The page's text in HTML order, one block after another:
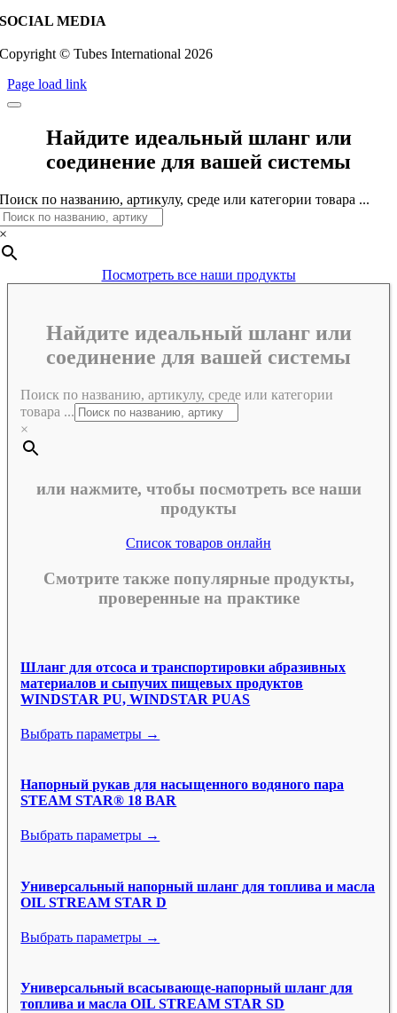
SOCIAL MEDIA
Copyright © Tubes International 2026
Page load link
Найдите идеальный шланг или
соединение для вашей системы
Поиск по названию, артикулу, среде или категории товара ...
×
Посмотреть все наши продукты
Найдите идеальный шланг или
соединение для вашей системы
Поиск по названию, артикулу, среде или категории
товара ...
×
или нажмите, чтобы посмотреть все наши
продукты
Список товаров онлайн
Смотрите также популярные продукты,
проверенные на практике
Шланг для отсоса и транспортировки абразивных
материалов и сыпучих пищевых продуктов
WINDSTAR PU, WINDSTAR PUAS
Выбрать параметры →
Напорный рукав для насыщенного водяного пара
STEAM STAR® 18 BAR
Выбрать параметры →
Универсальный напорный шланг для топлива и масла
OIL STREAM STAR D
Выбрать параметры →
Универсальный всасывающе-напорный шланг для
топлива и масла OIL STREAM STAR SD